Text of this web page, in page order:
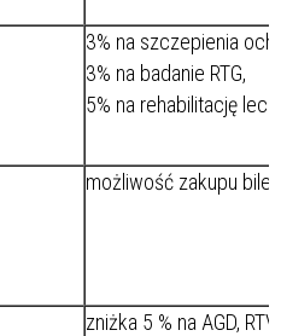
3% na szczepienia
3% na badanie RTG,
5% na rehabilitację
możliwość zakupu
zniżka 5 % na AGD, RTV,